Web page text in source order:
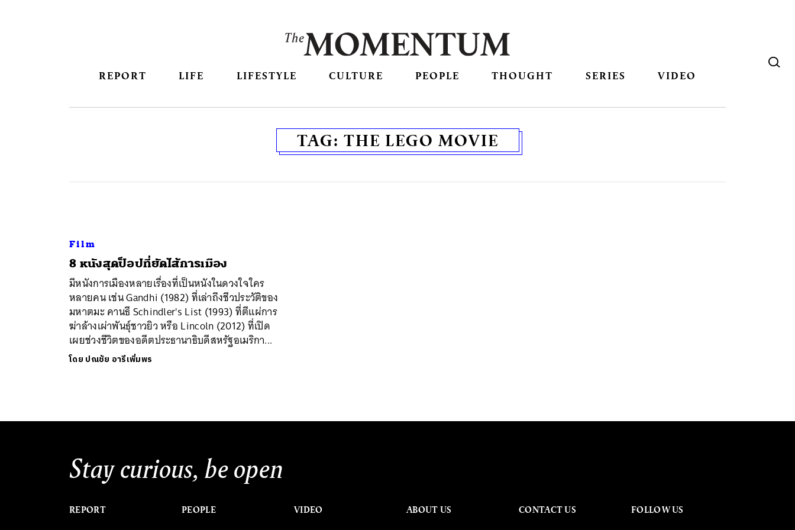
REPORT LIFE LIFESTYLE CULTURE PEOPLE THOUGHT SERIES VIDEO
TAG: THE LEGO MOVIE
Film
8 หนังสุดป็อปที่ยัดไส้การเมือง
มีหนังการเมืองหลายเรื่องที่เป็นหนังในดวงใจใคร
หลายคน เช่น Gandhi (1982) ที่เล่าถึงชีวประวัติของ
มหาตมะ คานธี Schindler's List (1993) ที่ตีแผ่การ
ฆ่าล้างเผ่าพันธุ์ชาวยิว หรือ Lincoln (2012) ที่เปิด
เผยช่วงชีวิตของอดีตประธานาธิบดีสหรัฐอเมริกา...
โดย ปณชัย อารีเพิ่มพร
Stay curious, be open
REPORT PEOPLE VIDEO ABOUT US CONTACT US FOLLOW US